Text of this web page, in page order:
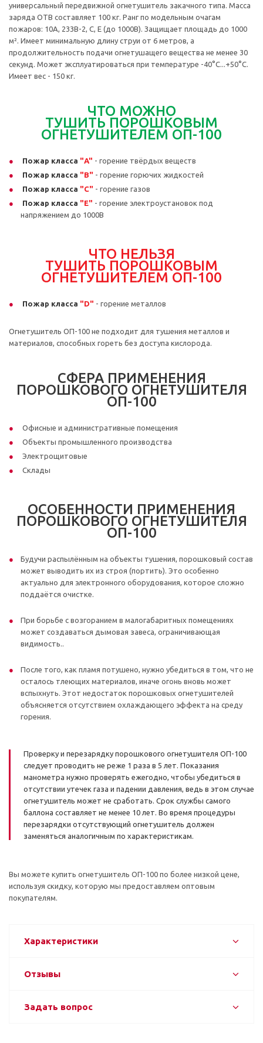
универсальный передвижной огнетушитель закачного типа. Масса
заряда ОТВ составляет 100 кг. Ранг по модельным очагам
пожаров: 10А, 233В-2, С, Е (до 1000В). Защищает площадь до 1000
м². Имеет минимальную длину струи от 6 метров, а
продолжительность подачи огнетушащего вещества не менее 30
секунд. Может эксплуатироваться при температуре -40°С...+50°C.
Имеет вес - 150 кг.
ЧТО МОЖНО
ТУШИТЬ ПОРОШКОВЫМ
ОГНЕТУШИТЕЛЕМ ОП-100
Пожар класса "A" - горение твёрдых веществ
Пожар класса "B" - горение горючих жидкостей
Пожар класса "C" - горение газов
Пожар класса "E" - горение электроустановок под
напряжением до 1000В
ЧТО НЕЛЬЗЯ
ТУШИТЬ ПОРОШКОВЫМ
ОГНЕТУШИТЕЛЕМ ОП-100
Пожар класса "D" - горение металлов
Огнетушитель ОП-100 не подходит для тушения металлов и
материалов, способных гореть без доступа кислорода.
СФЕРА ПРИМЕНЕНИЯ
ПОРОШКОВОГО ОГНЕТУШИТЕЛЯ
ОП-100
Офисные и административные помещения
Объекты промышленного производства
Электрощитовые
Склады
ОСОБЕННОСТИ ПРИМЕНЕНИЯ
ПОРОШКОВОГО ОГНЕТУШИТЕЛЯ
ОП-100
Будучи распылённым на объекты тушения, порошковый состав
может выводить их из строя (портить). Это особенно
актуально для электронного оборудования, которое сложно
поддаётся очистке.
При борьбе с возгоранием в малогабаритных помещениях
может создаваться дымовая завеса, ограничивающая
видимость..
После того, как пламя потушено, нужно убедиться в том, что не
осталось тлеющих материалов, иначе огонь вновь может
вспыхнуть. Этот недостаток порошковых огнетушителей
объясняется отсутствием охлаждающего эффекта на среду
горения.
Проверку и перезарядку порошкового огнетушителя ОП-100
следует проводить не реже 1 раза в 5 лет. Показания
манометра нужно проверять ежегодно, чтобы убедиться в
отсутствии утечек газа и падении давления, ведь в этом случае
огнетушитель может не сработать. Срок службы самого
баллона составляет не менее 10 лет. Во время процедуры
перезарядки отсутствующий огнетушитель должен
заменяться аналогичным по характеристикам.
Вы можете купить огнетушитель ОП-100 по более низкой цене,
используя скидку, которую мы предоставляем оптовым
покупателям.
Характеристики
Отзывы
Задать вопрос